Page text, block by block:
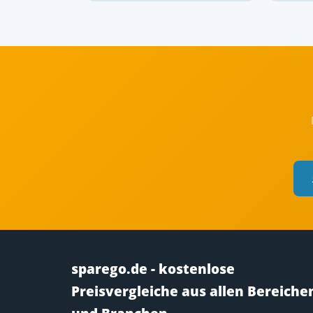
sparego.de - kostenlose
Preisvergleiche aus allen